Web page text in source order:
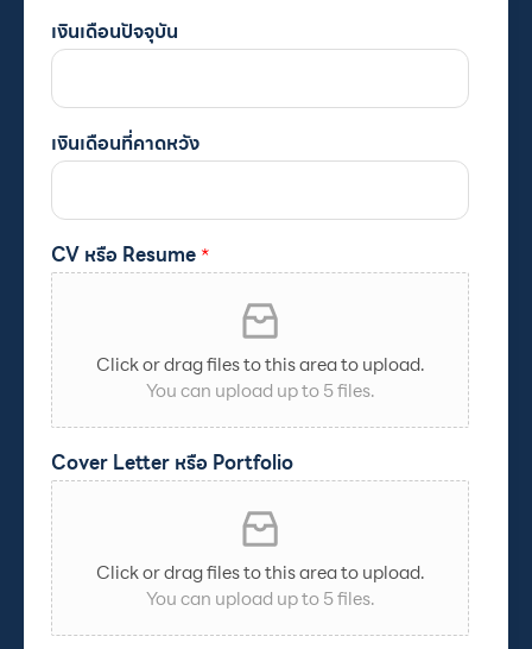
เงินเดือนปัจจุบัน
เงินเดือนที่คาดหวัง
CV หรือ Resume *
Click or drag files to this area to upload.
You can upload up to 5 files.
Cover Letter หรือ Portfolio
Click or drag files to this area to upload.
You can upload up to 5 files.